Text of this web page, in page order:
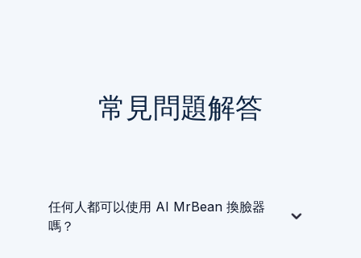
常見問題解答
任何人都可以使用 AI MrBean 換臉器
嗎？